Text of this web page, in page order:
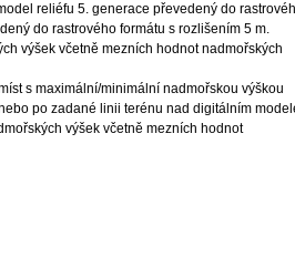
reliéfu 5. generace převedený do
do rastrového formátu s rozlišením 5 m.
výšek včetně mezních hodnot nadmořských
s maximální/minimální nadmořskou výškou
po zadané linii terénu nad digitálním
výšek včetně mezních hodnot